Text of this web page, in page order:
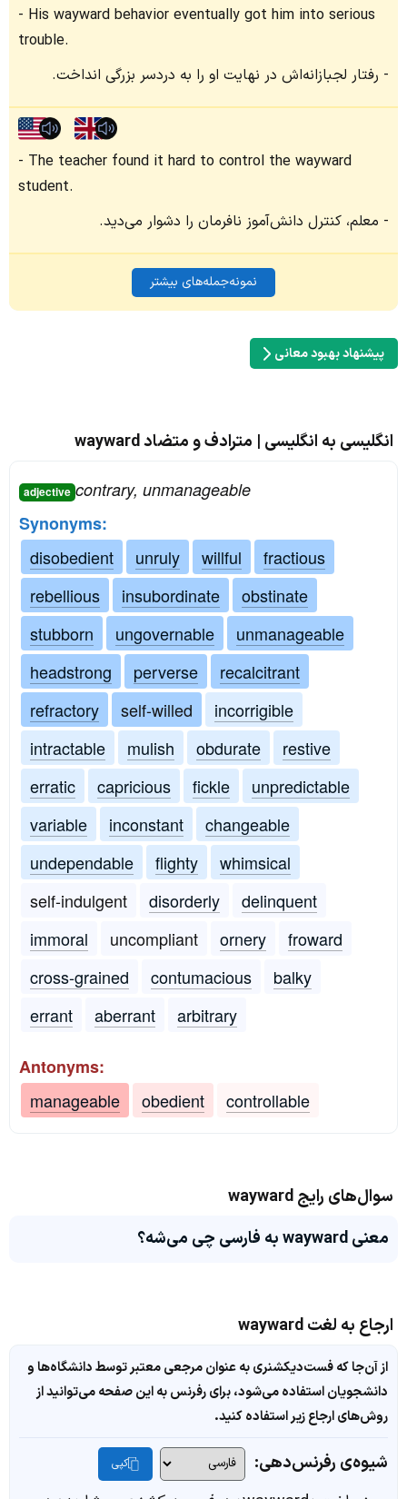
His wayward behavior eventually got him into serious
trouble.
رفتار لجبازانه‌اش در نهایت او را به دردسر بزرگی انداخت.
The teacher found it hard to control the wayward
student.
معلم، کنترل دانش‌آموز نافرمان را دشوار می‌دید.
نمونه‌جمله‌های بیشتر
پیشنهاد بهبود معانی
انگلیسی به انگلیسی | مترادف و متضاد wayward
adjective contrary, unmanageable
Synonyms:
disobedient
unruly willful
fractious
rebellious
insubordinate
obstinate
stubborn
ungovernable
unmanageable
headstrong
perverse
recalcitrant
refractory
self-willed
incorrigible
intractable
mulish obdurate
restive
erratic
capricious fickle
unpredictable
variable
inconstant
changeable
undependable
flighty
whimsical
self-indulgent
disorderly
delinquent
immoral
uncompliant ornery
froward
cross-grained
contumacious
balky
errant
aberrant arbitrary
Antonyms:
manageable
obedient controllable
سوال‌های رایج wayward
معنی wayward به فارسی چی می‌شه؟
ارجاع به لغت wayward
از آن‌جا که فست‌دیکشنری به عنوان مرجعی معتبر توسط دانشگاه‌ها و
دانشجویان استفاده می‌شود، برای رفرنس به این صفحه می‌توانید از
روش‌های ارجاع زیر استفاده کنید.
شیوه‌ی رفرنس‌دهی: کپی